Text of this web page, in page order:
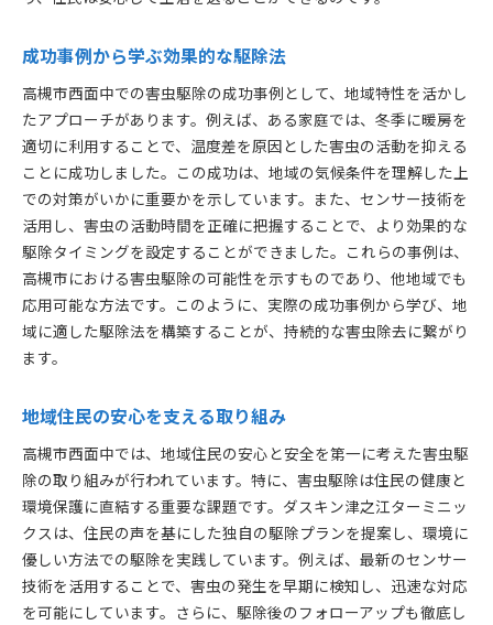
成功事例から学ぶ効果的な駆除法
高槻市西面中での害虫駆除の成功事例として、地域特性を活かし
たアプローチがあります。例えば、ある家庭では、冬季に暖房を
適切に利用することで、温度差を原因とした害虫の活動を抑える
ことに成功しました。この成功は、地域の気候条件を理解した上
での対策がいかに重要かを示しています。また、センサー技術を
活用し、害虫の活動時間を正確に把握することで、より効果的な
駆除タイミングを設定することができました。これらの事例は、
高槻市における害虫駆除の可能性を示すものであり、他地域でも
応用可能な方法です。このように、実際の成功事例から学び、地
域に適した駆除法を構築することが、持続的な害虫除去に繋がり
ます。
地域住民の安心を支える取り組み
高槻市西面中では、地域住民の安心と安全を第一に考えた害虫駆
除の取り組みが行われています。特に、害虫駆除は住民の健康と
環境保護に直結する重要な課題です。ダスキン津之江ターミニッ
クスは、住民の声を基にした独自の駆除プランを提案し、環境に
優しい方法での駆除を実践しています。例えば、最新のセンサー
技術を活用することで、害虫の発生を早期に検知し、迅速な対応
を可能にしています。さらに、駆除後のフォローアップも徹底し